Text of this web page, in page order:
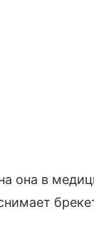
она в